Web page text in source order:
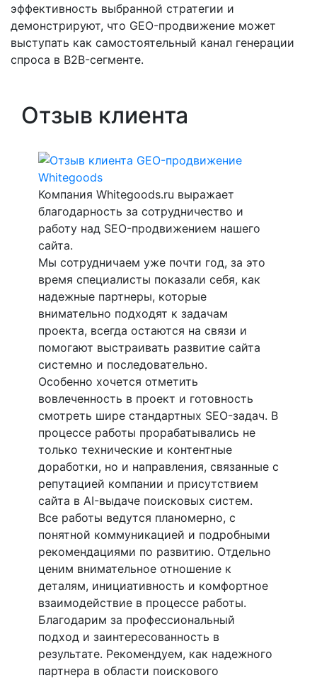
эффективность выбранной стратегии и
демонстрируют, что GEO-продвижение может
выступать как самостоятельный канал генерации
спроса в B2B-сегменте.
Отзыв клиента
Компания Whitegoods.ru выражает
благодарность за сотрудничество и
работу над SEO-продвижением нашего
сайта.
Мы сотрудничаем уже почти год, за это
время специалисты показали себя, как
надежные партнеры, которые
внимательно подходят к задачам
проекта, всегда остаются на связи и
помогают выстраивать развитие сайта
системно и последовательно.
Особенно хочется отметить
вовлеченность в проект и готовность
смотреть шире стандартных SEO-задач. В
процессе работы прорабатывались не
только технические и контентные
доработки, но и направления, связанные с
репутацией компании и присутствием
сайта в AI-выдаче поисковых систем.
Все работы ведутся планомерно, с
понятной коммуникацией и подробными
рекомендациями по развитию. Отдельно
ценим внимательное отношение к
деталям, инициативность и комфортное
взаимодействие в процессе работы.
Благодарим за профессиональный
подход и заинтересованность в
результате. Рекомендуем, как надежного
партнера в области поискового